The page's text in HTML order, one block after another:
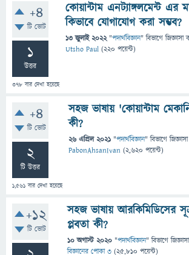
+4
টি ভোট
1
উত্তর
378 বার দেখা হয়েছে
কোয়ান্টাম এনট্যাঙ্গলমেন্ট এর
কিভাবে যোগাযোগ করা সম্ভব?
13 জুলাই 2022 "পদার্থবিজ্ঞান" বিভাগে জিজ্ঞাসা
Utsho Paul (220 পয়েন্ট)
+4
টি ভোট
2
টি উত্তর
1,561 বার দেখা হয়েছে
সহজ ভাষায় 'কোয়ান্টাম
কী?
26 এপ্রিল 2021 "পদার্থবিজ্ঞান" বিভাগে
PabonAhsanIvan (2,620 পয়েন্ট)
+12
টি ভোট
সহজ ভাষায় আরকিমিডিসের
প্লবতা কী?
10 অগাস্ট 2020 "পদার্থবিজ্ঞান" বিভাগে
বিজ্ঞানের পোকা ৩ (25,810 পয়েন্ট)